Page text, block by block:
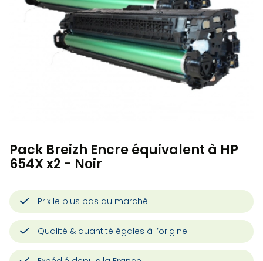
Pack Breizh Encre équivalent à HP
654X x2 - Noir
Prix le plus bas du marché
Qualité & quantité égales à l’origine